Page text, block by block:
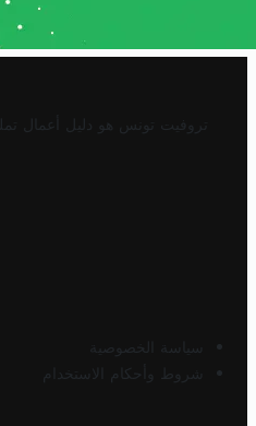
تروفيت تونس هو دليل أعمال
سياسة الخصوصية
شروط وأحكام الاستخدام